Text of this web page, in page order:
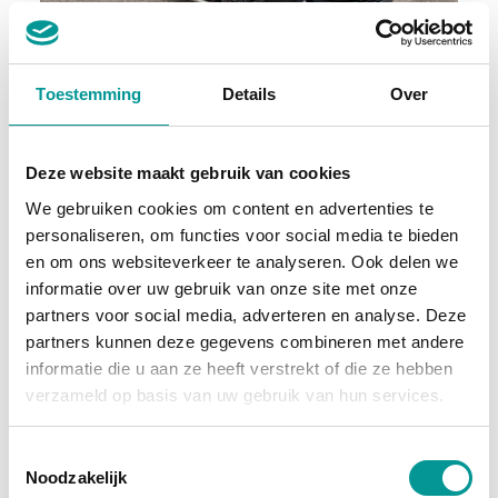
Toestemming Details Over
Deze website maakt gebruik van cookies
We gebruiken cookies om content en advertenties te
personaliseren, om functies voor social media te bieden
en om ons websiteverkeer te analyseren. Ook delen we
informatie over uw gebruik van onze site met onze
partners voor social media, adverteren en analyse. Deze
partners kunnen deze gegevens combineren met andere
informatie die u aan ze heeft verstrekt of die ze hebben
verzameld op basis van uw gebruik van hun services.
Noodzakelijk
€210.75/maand
46 maanden
Deze auto bekijken